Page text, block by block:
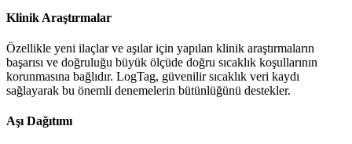
Klinik Araştırmalar
Özellikle yeni ilaçlar ve aşılar için yapılan klinik araştırmaların
başarısı ve doğruluğu büyük ölçüde doğru sıcaklık koşullarının
korunmasına bağlıdır. LogTag, güvenilir sıcaklık veri kaydı
sağlayarak bu önemli denemelerin bütünlüğünü destekler.
Aşı Dağıtımı